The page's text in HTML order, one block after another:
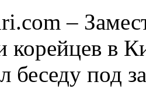
–
корейцев в
беседу под